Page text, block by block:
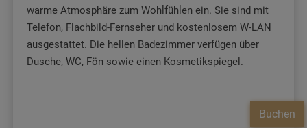
warme Atmosphäre zum Wohlfühlen ein. Sie sind mit
Telefon, Flachbild-Fernseher und kostenlosem W-LAN
ausgestattet. Die hellen Badezimmer verfügen über
Dusche, WC, Fön sowie einen Kosmetikspiegel.
Buchen